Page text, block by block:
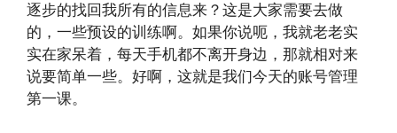
逐步的找回我所有的信息来？这是大家需要去做
的，一些预设的训练啊。如果你说呃，我就老老实
实在家呆着，每天手机都不离开身边，那就相对来
说要简单一些。好啊，这就是我们今天的账号管理
第一课。